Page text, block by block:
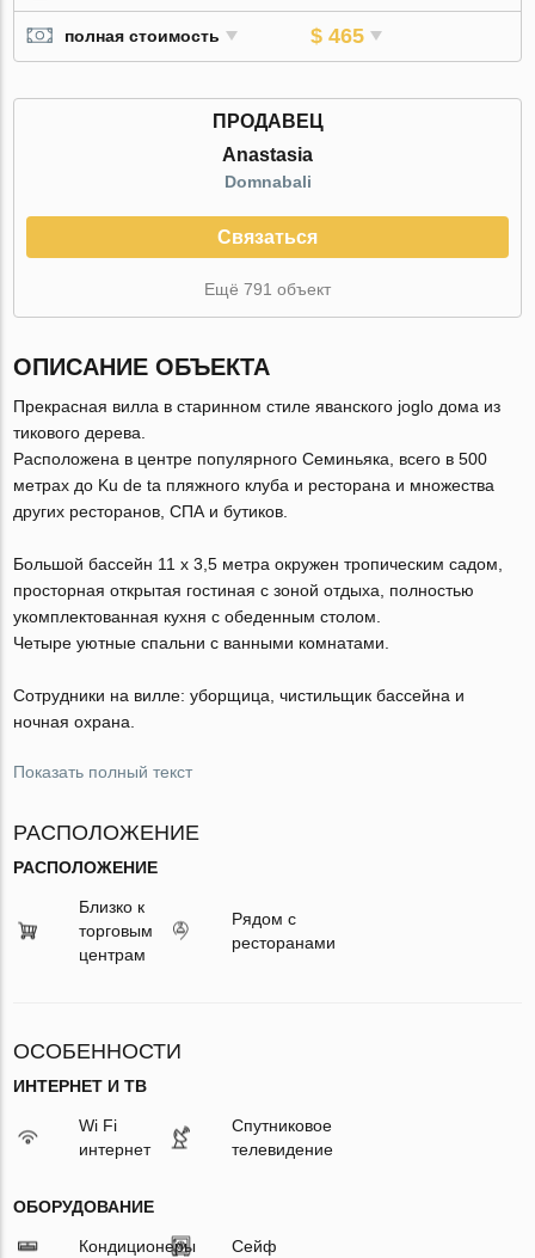
полная стоимость $ 465
ПРОДАВЕЦ
Anastasia
Domnabali
Связаться
Ещё 791 объект
ОПИСАНИЕ ОБЪЕКТА
Прекрасная вилла в старинном стиле яванского joglo дома из
тикового дерева.
Расположена в центре популярного Семиньяка, всего в 500
метрах до Ku de ta пляжного клуба и ресторана и множества
других ресторанов, СПА и бутиков.
Большой бассейн 11 х 3,5 метра окружен тропическим садом,
просторная открытая гостиная с зоной отдыха, полностью
укомплектованная кухня с обеденным столом.
Четыре уютные спальни с ванными комнатами.
Сотрудники на вилле: уборщица, чистильщик бассейна и
ночная охрана.
Показать полный текст
РАСПОЛОЖЕНИЕ
РАСПОЛОЖЕНИЕ
Близко к
торговым
центрам
Рядом с
ресторанами
ОСОБЕННОСТИ
ИНТЕРНЕТ И ТВ
Wi Fi
интернет
Спутниковое
телевидение
ОБОРУДОВАНИЕ
Кондиционеры Сейф